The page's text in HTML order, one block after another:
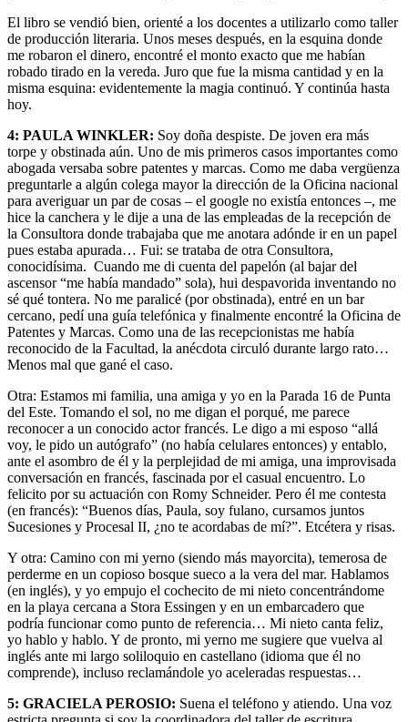
El libro se vendió bien, orienté a los docentes a utilizarlo como taller
de producción literaria. Unos meses después, en la esquina donde
me robaron el dinero, encontré el monto exacto que me habían
robado tirado en la vereda. Juro que fue la misma cantidad y en la
misma esquina: evidentemente la magia continuó. Y continúa hasta
hoy.
4: PAULA WINKLER: Soy doña despiste. De joven era más
torpe y obstinada aún. Uno de mis primeros casos importantes como
abogada versaba sobre patentes y marcas. Como me daba vergüenza
preguntarle a algún colega mayor la dirección de la Oficina nacional
para averiguar un par de cosas – el google no existía entonces –, me
hice la canchera y le dije a una de las empleadas de la recepción de
la Consultora donde trabajaba que me anotara adónde ir en un papel
pues estaba apurada… Fui: se trataba de otra Consultora,
conocidísima. Cuando me di cuenta del papelón (al bajar del
ascensor “me había mandado” sola), hui despavorida inventando no
sé qué tontera. No me paralicé (por obstinada), entré en un bar
cercano, pedí una guía telefónica y finalmente encontré la Oficina de
Patentes y Marcas. Como una de las recepcionistas me había
reconocido de la Facultad, la anécdota circuló durante largo rato…
Menos mal que gané el caso.
Otra: Estamos mi familia, una amiga y yo en la Parada 16 de Punta
del Este. Tomando el sol, no me digan el porqué, me parece
reconocer a un conocido actor francés. Le digo a mi esposo “allá
voy, le pido un autógrafo” (no había celulares entonces) y entablo,
ante el asombro de él y la perplejidad de mi amiga, una improvisada
conversación en francés, fascinada por el casual encuentro. Lo
felicito por su actuación con Romy Schneider. Pero él me contesta
(en francés): “Buenos días, Paula, soy fulano, cursamos juntos
Sucesiones y Procesal II, ¿no te acordabas de mí?”. Etcétera y risas.
Y otra: Camino con mi yerno (siendo más mayorcita), temerosa de
perderme en un copioso bosque sueco a la vera del mar. Hablamos
(en inglés), y yo empujo el cochecito de mi nieto concentrándome
en la playa cercana a Stora Essingen y en un embarcadero que
podría funcionar como punto de referencia… Mi nieto canta feliz,
yo hablo y hablo. Y de pronto, mi yerno me sugiere que vuelva al
inglés ante mi largo soliloquio en castellano (idioma que él no
comprende), incluso reclamándole yo aceleradas respuestas…
5: GRACIELA PEROSIO: Suena el teléfono y atiendo. Una voz